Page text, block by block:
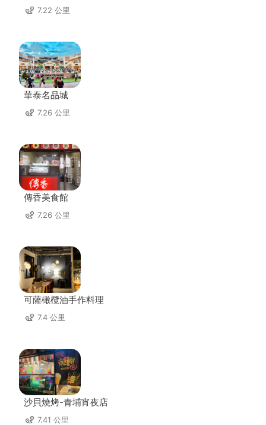
7.22 公里
華泰名品城
7.26 公里
傳香美食館
7.26 公里
可薩橄欖油手作料理
7.4 公里
沙貝燒烤-青埔宵夜店
7.41 公里